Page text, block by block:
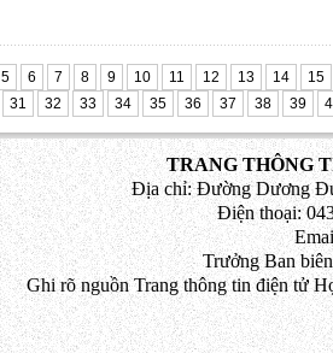
5 6 7 8 9 10 11 12 13 14
15
31 32 33 34 35 36 37 38 39
TRANG THÔNG
Địa chỉ: Đường Dương
Điện thoại:
Trưởng Ban
Ghi rõ nguồn Trang thông tin điện tử